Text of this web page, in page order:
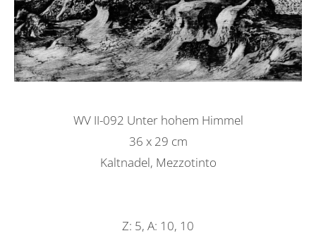
WV II-092 Unter hohem Himmel
36 x 29 cm
Kaltnadel, Mezzotinto
Z: 5, A: 10, 10